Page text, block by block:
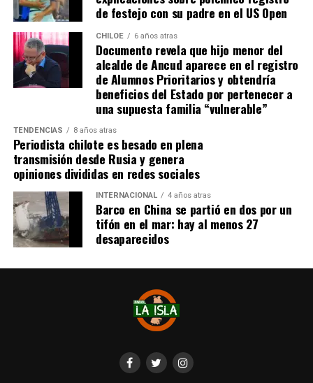
de festejo con su padre en el US Open
CHILOE 6 años atras
Documento revela que hijo menor del
alcalde de Ancud aparece en el registro
de Alumnos Prioritarios y obtendría
beneficios del Estado por pertenecer a
una supuesta familia “vulnerable”
TENDENCIAS 8 años atras
Periodista chilote es besado en plena
transmisión desde Rusia y genera
opiniones divididas en redes sociales
INTERNACIONAL 4 años atras
Barco en China se partió en dos por un
tifón en el mar: hay al menos 27
desaparecidos